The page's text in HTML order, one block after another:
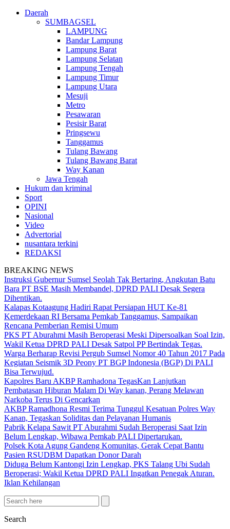
Daerah
SUMBAGSEL
LAMPUNG
Bandar Lampung
Lampung Barat
Lampung Selatan
Lampung Tengah
Lampung Timur
Lampung Utara
Mesuji
Metro
Pesawaran
Pesisir Barat
Pringsewu
Tanggamus
Tulang Bawang
Tulang Bawang Barat
Way Kanan
Jawa Tengah
Hukum dan kriminal
Sport
OPINI
Nasional
Video
Advertorial
nusantara terkini
REDAKSI
BREAKING NEWS
Instruksi Gubernur Sumsel Seolah Tak Bertaring, Angkutan Batu
Bara PT BSE Masih Membandel, DPRD PALI Desak Segera
Dihentikan.
Kalapas Kotaagung Hadiri Rapat Persiapan HUT Ke-81
Kemerdekaan RI Bersama Pemkab Tanggamus, Sampaikan
Rencana Pemberian Remisi Umum
PKS PT Aburahmi Masih Beroperasi Meski Dipersoalkan Soal Izin,
Wakil Ketua DPRD PALI Desak Satpol PP Bertindak Tegas.
Warga Berharap Revisi Pergub Sumsel Nomor 40 Tahun 2017 Pada
Kegiatan Seismik 3D Peony PT BGP Indonesia (BGP) Di PALI
Bisa Terwujud.
Kapolres Baru AKBP Ramhadona TegasKan Lanjutkan
Pembatasan Hiburan Malam Di Way kanan, Perang Melawan
Narkoba Terus Di Gencarkan
AKBP Ramadhona Resmi Terima Tunggul Kesatuan Polres Way
Kanan, Tegaskan Soliditas dan Pelayanan Humanis
Pabrik Kelapa Sawit PT Aburahmi Sudah Beroperasi Saat Izin
Belum Lengkap, Wibawa Pemkab PALI Dipertarukan.
Polsek Kota Agung Gandeng Komunitas, Gerak Cepat Bantu
Pasien RSUDBM Dapatkan Donor Darah
Diduga Belum Kantongi Izin Lengkap, PKS Talang Ubi Sudah
Beroperasi; Wakil Ketua DPRD PALI Ingatkan Penegak Aturan.
Iklan Kehilangan
Search